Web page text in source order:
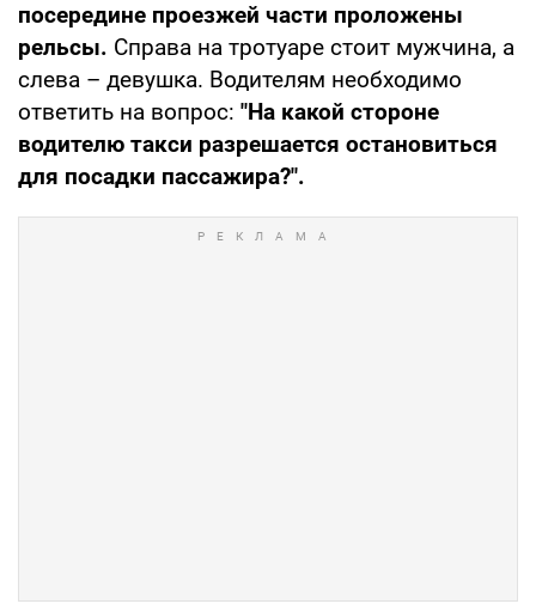
посередине проезжей части проложены
рельсы. Справа на тротуаре стоит мужчина, а
слева – девушка. Водителям необходимо
ответить на вопрос: "На какой стороне
водителю такси разрешается остановиться
для посадки пассажира?".